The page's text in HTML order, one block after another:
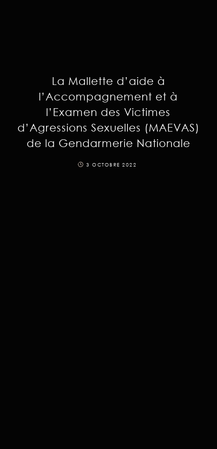
La Mallette d’aide à
l’Accompagnement et à
l’Examen des Victimes
d’Agressions Sexuelles (MAEVAS)
de la Gendarmerie Nationale
3 OCTOBRE 2022